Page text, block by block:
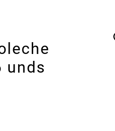
unds